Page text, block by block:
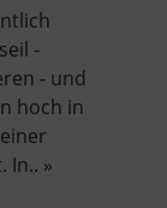
-
- und
hoch in
In.. »